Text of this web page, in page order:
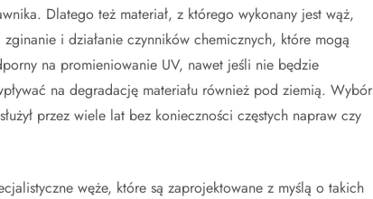
Dlatego też materiał, z którego wykonany jest wąż,
i działanie czynników chemicznych, które mogą
na promieniowanie UV, nawet jeśli nie będzie
na degradację materiału również pod ziemią. Wybór
przez wiele lat bez konieczności częstych napraw czy
węże, które są zaprojektowane z myślą o takich